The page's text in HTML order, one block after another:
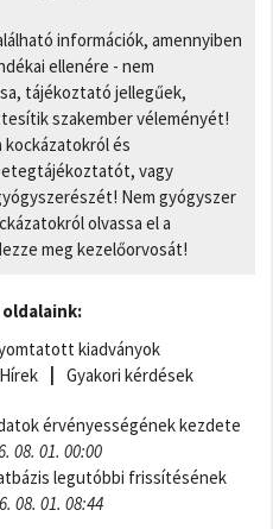
információk, amennyiben
ellenére - nem
tájékoztató jellegűek,
szakember véleményét!
kockázatokról és
vagy
Nem gyógyszer
olvassa el a
meg kezelőorvosát!
kiadványok
Hírek Gyakori kérdések
érvényességének kezdete
08. 01. 00:00
legutóbbi frissítésének
08. 01. 08:44